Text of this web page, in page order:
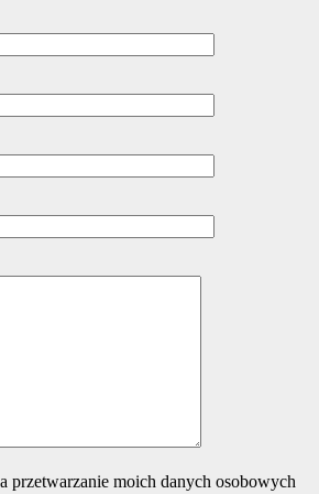
przetwarzanie moich danych osobowych